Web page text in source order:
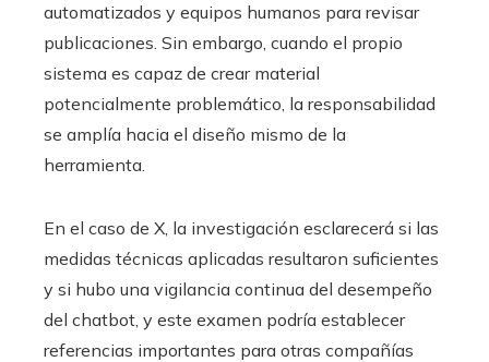
automatizados y equipos humanos para revisar
publicaciones. Sin embargo, cuando el propio
sistema es capaz de crear material
potencialmente problemático, la responsabilidad
se amplía hacia el diseño mismo de la
herramienta.
En el caso de X, la investigación esclarecerá si las
medidas técnicas aplicadas resultaron suficientes
y si hubo una vigilancia continua del desempeño
del chatbot, y este examen podría establecer
referencias importantes para otras compañías